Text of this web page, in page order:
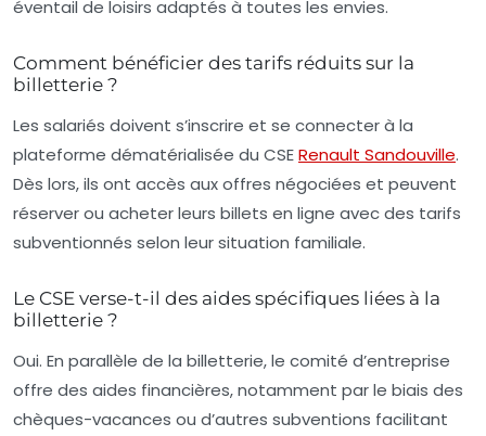
éventail de loisirs adaptés à toutes les envies.
Comment bénéficier des tarifs réduits sur la
billetterie ?
Les salariés doivent s’inscrire et se connecter à la
plateforme dématérialisée du CSERenault Sandouville.
Dès lors, ils ont accès aux offres négociées et peuvent
réserver ou acheter leurs billets en ligne avec des tarifs
subventionnés selon leur situation familiale.
Le CSE verse-t-il des aides spécifiques liées à la
billetterie ?
Oui. En parallèle de la billetterie, le comité d’entreprise
offre des aides financières, notamment par le biais des
chèques-vacances ou d’autres subventions facilitant